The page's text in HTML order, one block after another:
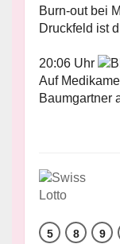
Burn-out bei
Druckfeld ist
20:06 Uhr
Auf
Baumgartner
5 8 9